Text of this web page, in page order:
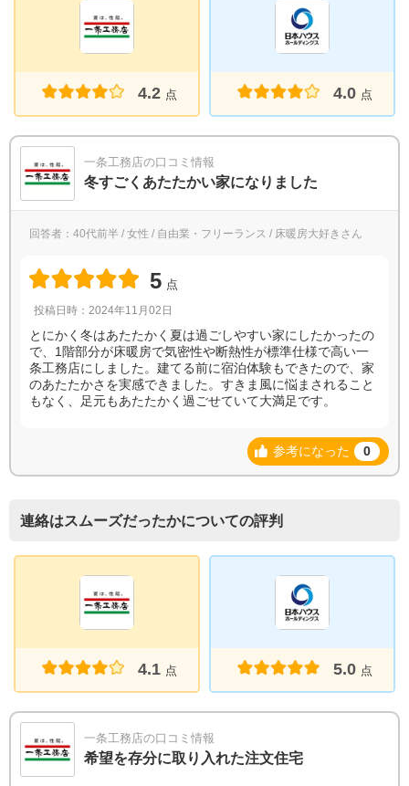
4.2 点 4.0 点
一条工務店の口コミ情報
冬すごくあたたかい家になりました
回答者：40代前半 / 女性 / 自由業・フリーランス / 床暖房大好きさん
5 点
投稿日時：2024年11月02日
とにかく冬はあたたかく夏は過ごしやすい家にしたかったの
で、1階部分が床暖房で気密性や断熱性が標準仕様で高い一
条工務店にしました。建てる前に宿泊体験もできたので、家
のあたたかさを実感できました。すきま風に悩まされること
もなく、足元もあたたかく過ごせていて大満足です。
参考になった 0
連絡はスムーズだったかについての評判
4.1 点 5.0 点
一条工務店の口コミ情報
希望を存分に取り入れた注文住宅